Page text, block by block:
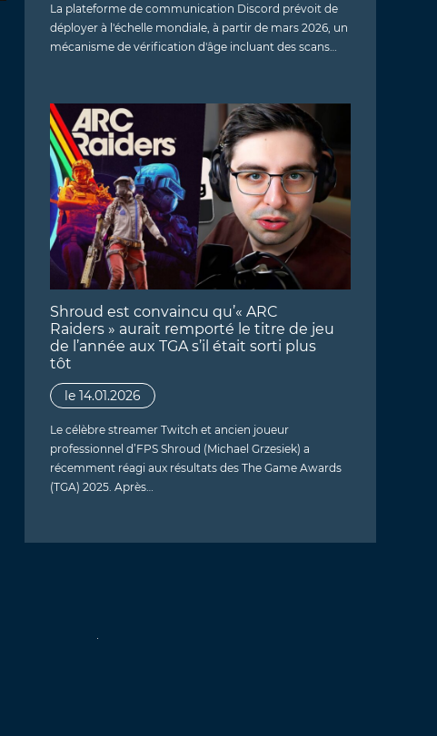
La plateforme de communication Discord prévoit de
déployer à l'échelle mondiale, à partir de mars 2026, un
mécanisme de vérification d'âge incluant des scans…
Shroud est convaincu qu’« ARC
Raiders » aurait remporté le titre de jeu
de l’année aux TGA s’il était sorti plus
tôt
le 14.01.2026
Le célèbre streamer Twitch et ancien joueur
professionnel d’FPS Shroud (Michael Grzesiek) a
récemment réagi aux résultats des The Game Awards
(TGA) 2025. Après…